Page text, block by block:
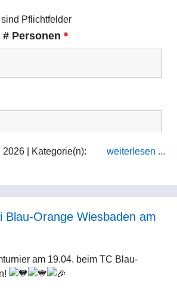
per e-Mail informiert
sind Pflichtfelder
Personen *
Infos über geplante
| Kategorie(n):
weiterlesen ...
Blau-Orange Wiesbaden am
am 19.04. beim TC Blau-